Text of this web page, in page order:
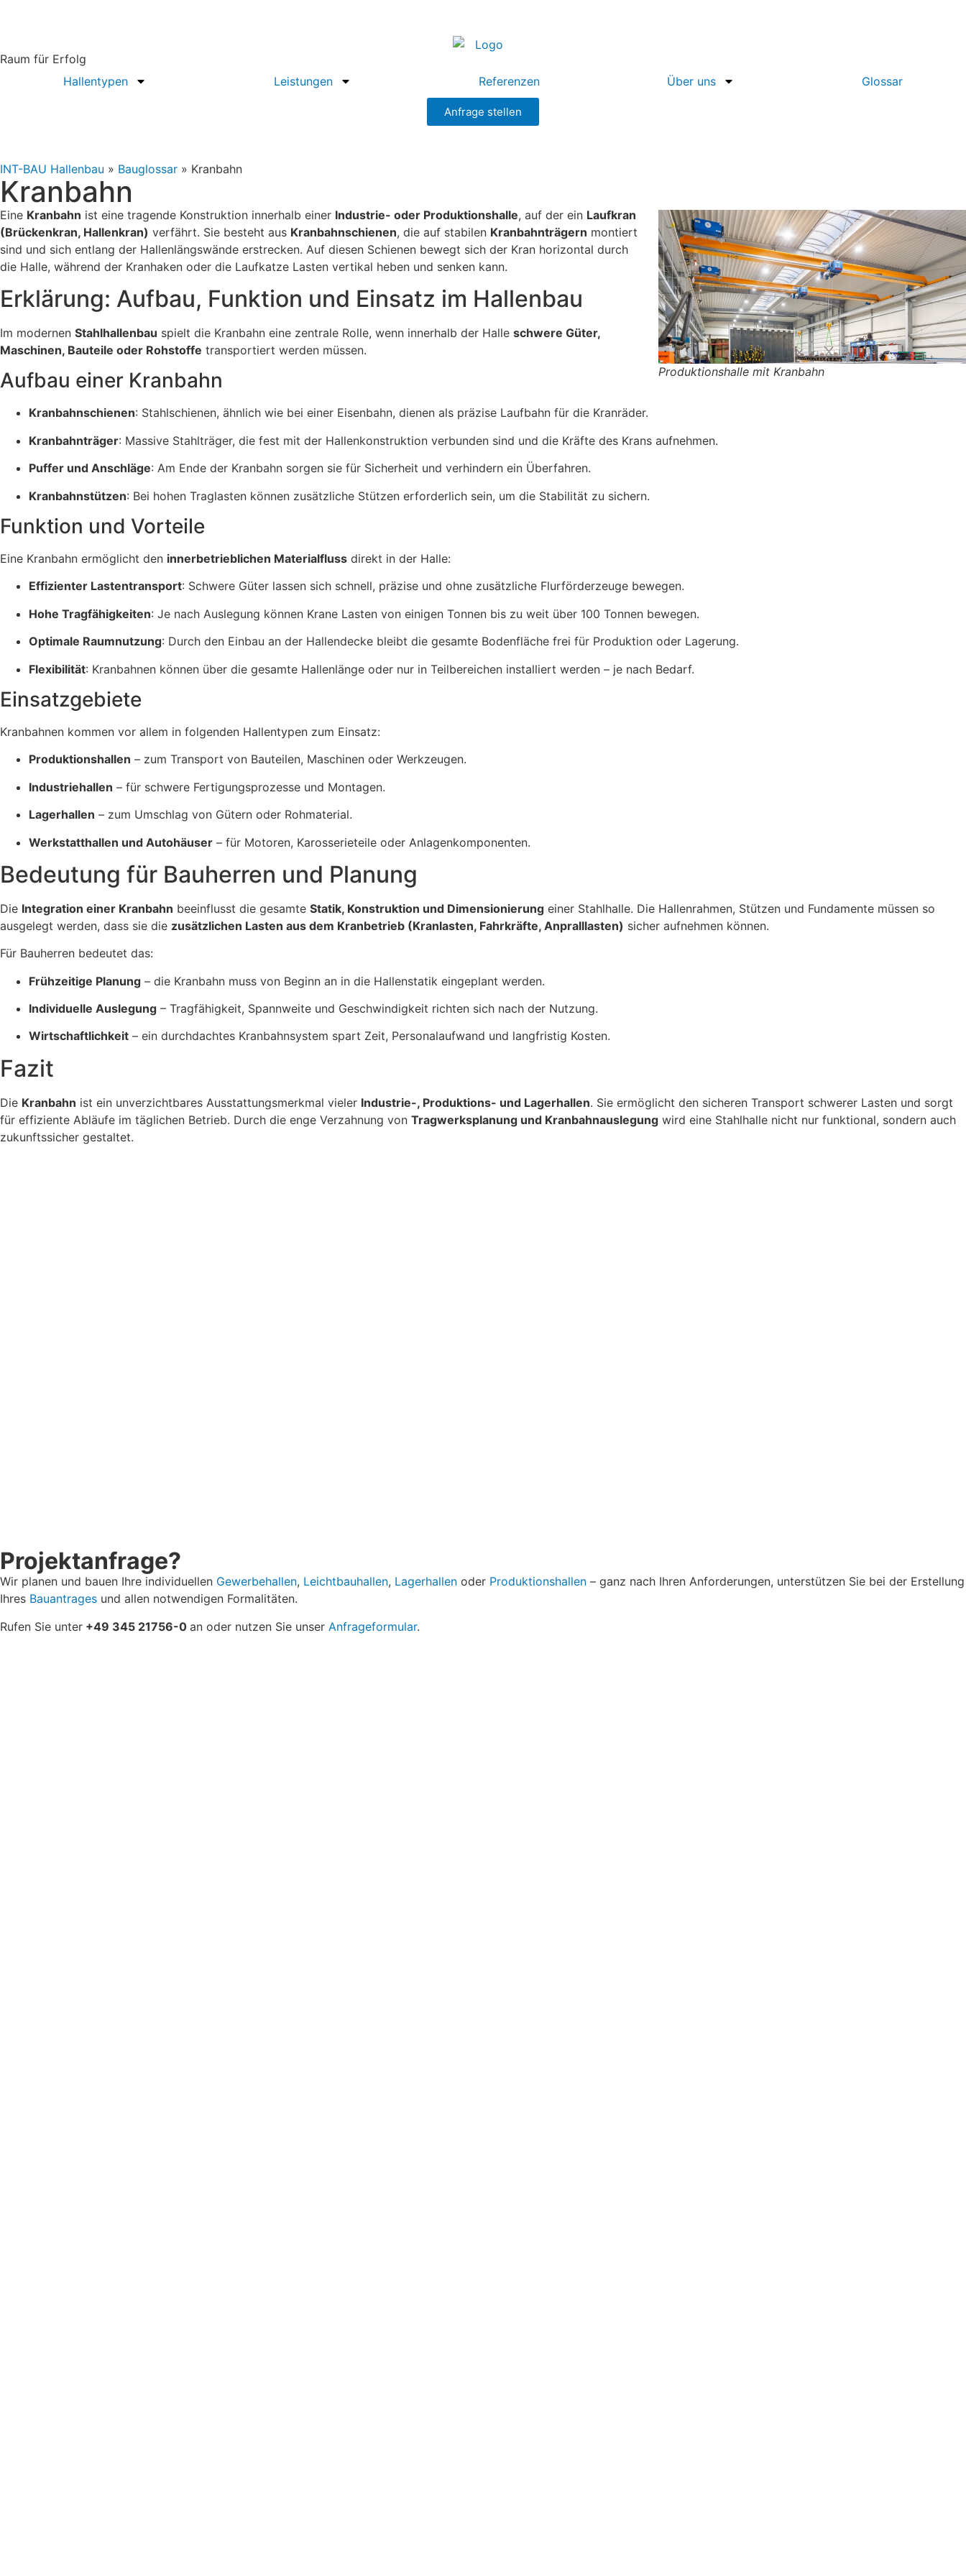
Raum für Erfolg
Hallentypen
Leistungen Referenzen Über uns Glossar
Anfrage stellen
INT-BAU Hallenbau » Bauglossar » Kranbahn
Kranbahn
Produktionshalle mit Kranbahn
Eine Kranbahn ist eine tragende Konstruktion innerhalb einer Industrie- oder Produktionshalle, auf der ein Laufkran
(Brückenkran, Hallenkran) verfährt. Sie besteht aus Kranbahnschienen, die auf stabilen Kranbahnträgern montiert
sind und sich entlang der Hallenlängswände erstrecken. Auf diesen Schienen bewegt sich der Kran horizontal durch
die Halle, während der Kranhaken oder die Laufkatze Lasten vertikal heben und senken kann.
Erklärung: Aufbau, Funktion und Einsatz im Hallenbau
Im modernen Stahlhallenbau spielt die Kranbahn eine zentrale Rolle, wenn innerhalb der Halle schwere Güter,
Maschinen, Bauteile oder Rohstoffe transportiert werden müssen.
Aufbau einer Kranbahn
Kranbahnschienen: Stahlschienen, ähnlich wie bei einer Eisenbahn, dienen als präzise Laufbahn für die Kranräder.
Kranbahnträger: Massive Stahlträger, die fest mit der Hallenkonstruktion verbunden sind und die Kräfte des Krans aufnehmen.
Puffer und Anschläge: Am Ende der Kranbahn sorgen sie für Sicherheit und verhindern ein Überfahren.
Kranbahnstützen: Bei hohen Traglasten können zusätzliche Stützen erforderlich sein, um die Stabilität zu sichern.
Funktion und Vorteile
Eine Kranbahn ermöglicht den innerbetrieblichen Materialfluss direkt in der Halle:
Effizienter Lastentransport: Schwere Güter lassen sich schnell, präzise und ohne zusätzliche Flurförderzeuge bewegen.
Hohe Tragfähigkeiten: Je nach Auslegung können Krane Lasten von einigen Tonnen bis zu weit über 100 Tonnen bewegen.
Optimale Raumnutzung: Durch den Einbau an der Hallendecke bleibt die gesamte Bodenfläche frei für Produktion oder Lagerung.
Flexibilität: Kranbahnen können über die gesamte Hallenlänge oder nur in Teilbereichen installiert werden – je nach Bedarf.
Einsatzgebiete
Kranbahnen kommen vor allem in folgenden Hallentypen zum Einsatz:
Produktionshallen – zum Transport von Bauteilen, Maschinen oder Werkzeugen.
Industriehallen – für schwere Fertigungsprozesse und Montagen.
Lagerhallen – zum Umschlag von Gütern oder Rohmaterial.
Werkstatthallen und Autohäuser – für Motoren, Karosserieteile oder Anlagenkomponenten.
Bedeutung für Bauherren und Planung
Die Integration einer Kranbahn beeinflusst die gesamte Statik, Konstruktion und Dimensionierung einer Stahlhalle. Die Hallenrahmen, Stützen und Fundamente müssen so
ausgelegt werden, dass sie die zusätzlichen Lasten aus dem Kranbetrieb (Kranlasten, Fahrkräfte, Anpralllasten) sicher aufnehmen können.
Für Bauherren bedeutet das:
Frühzeitige Planung – die Kranbahn muss von Beginn an in die Hallenstatik eingeplant werden.
Individuelle Auslegung – Tragfähigkeit, Spannweite und Geschwindigkeit richten sich nach der Nutzung.
Wirtschaftlichkeit – ein durchdachtes Kranbahnsystem spart Zeit, Personalaufwand und langfristig Kosten.
Fazit
Die Kranbahn ist ein unverzichtbares Ausstattungsmerkmal vieler Industrie-, Produktions- und Lagerhallen. Sie ermöglicht den sicheren Transport schwerer Lasten und sorgt
für effiziente Abläufe im täglichen Betrieb. Durch die enge Verzahnung von Tragwerksplanung und Kranbahnauslegung wird eine Stahlhalle nicht nur funktional, sondern auch
zukunftssicher gestaltet.
Projektanfrage?
Wir planen und bauen Ihre individuellen Gewerbehallen, Leichtbauhallen, Lagerhallen oder Produktionshallen – ganz nach Ihren Anforderungen, unterstützen Sie bei der Erstellung
Ihres Bauantrages und allen notwendigen Formalitäten.
Rufen Sie unter +49 345 21756-0 an oder nutzen Sie unser Anfrageformular.